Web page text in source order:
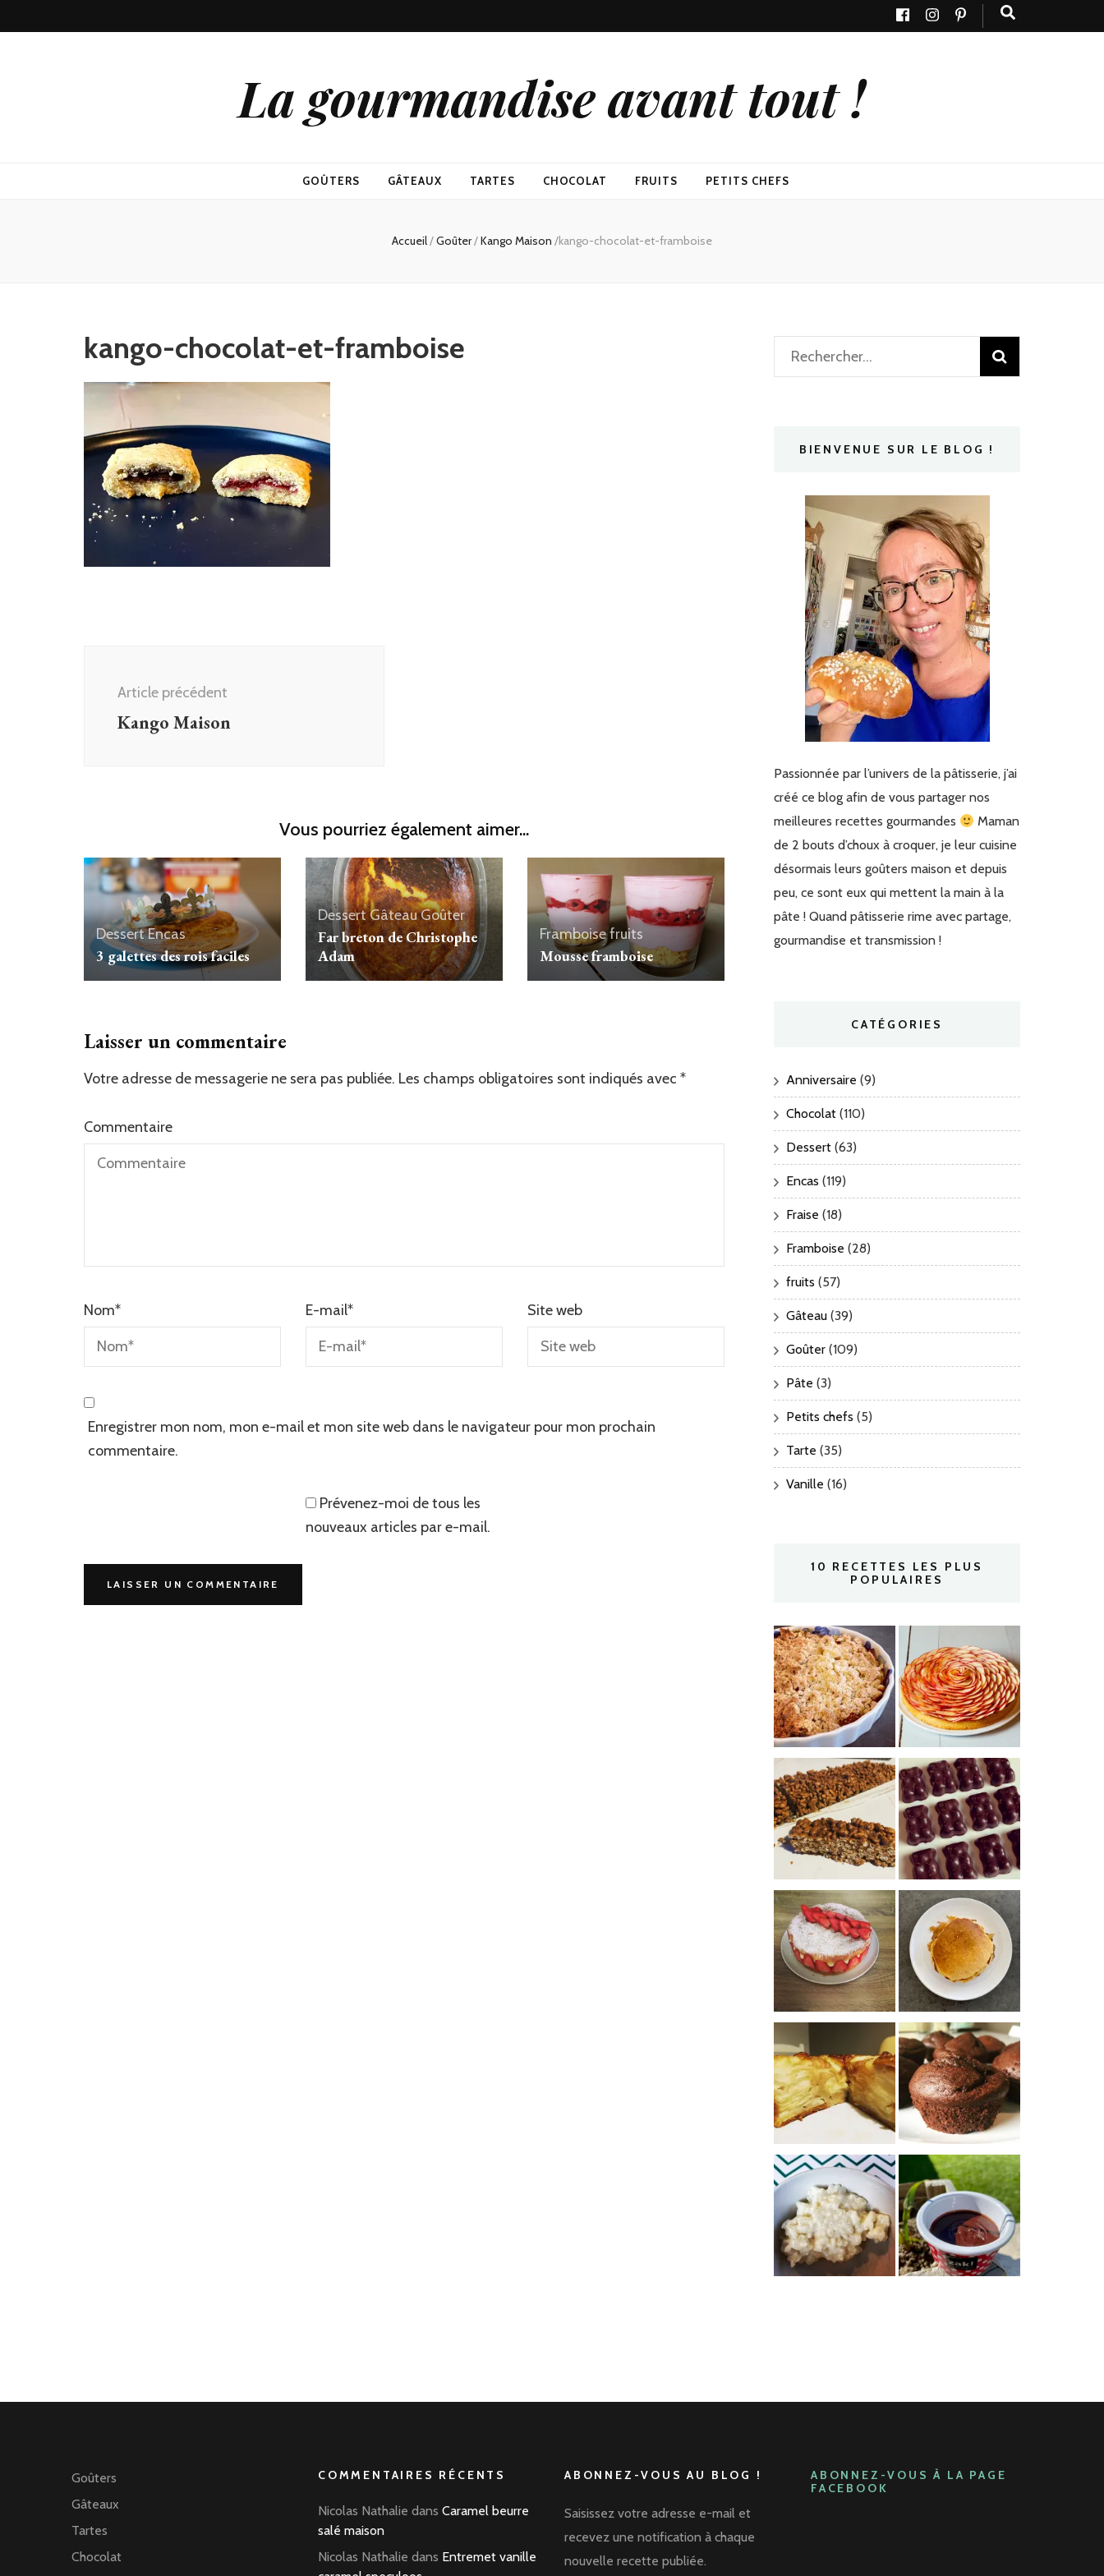
La gourmandise avant tout !
GOÛTERS GÂTEAUX TARTES CHOCOLAT FRUITS PETITS CHEFS
Accueil/Goûter/Kango Maison /kango-chocolat-et-framboise
kango-chocolat-et-framboise
d'article
Article précédent
Kango Maison
Vous pourriez également aimer...
DessertEncas
3 galettes des rois faciles
DessertGâteauGoûter
Far breton de Christophe
Adam
Framboisefruits
Mousse framboise
Laisser un commentaire
Votre adresse de messagerie ne sera pas publiée. Les champs obligatoires sont indiqués avec *
Commentaire
Nom* E-mail* Site web
Enregistrer mon nom, mon e-mail et mon site web dans le navigateur pour mon prochain
commentaire.
Prévenez-moi de tous les
nouveaux articles par e-mail.
Rechercher :
BIENVENUE SUR LE BLOG !
Passionnée par l’univers de la pâtisserie, j’ai
créé ce blog afin de vous partager nos
meilleures recettes gourmandes
Maman
de 2 bouts d’choux à croquer, je leur cuisine
désormais leurs goûters maison et depuis
peu, ce sont eux qui mettent la main à la
pâte ! Quand pâtisserie rime avec partage,
gourmandise et transmission !
CATÉGORIES
Anniversaire (9)
Chocolat (110)
Dessert (63)
Encas (119)
Fraise (18)
Framboise (28)
fruits (57)
Gâteau (39)
Goûter (109)
Pâte (3)
Petits chefs (5)
Tarte (35)
Vanille (16)
10 RECETTES LES PLUS
POPULAIRES
Goûters
Gâteaux
Tartes
Chocolat
COMMENTAIRES RÉCENTS
Nicolas Nathalie dans Caramel beurre
salé maison
Nicolas Nathalie dans Entremet vanille
ABONNEZ-VOUS AU BLOG !
Saisissez votre adresse e-mail et
recevez une notification à chaque
nouvelle recette publiée.
ABONNEZ-VOUS À LA PAGE
FACEBOOK